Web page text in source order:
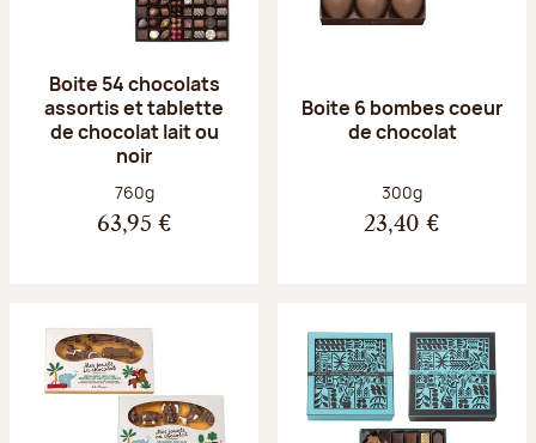
Boite 54 chocolats
assortis et tablette
de chocolat lait ou
noir
Poids net :
760g
63,95 €
Boite 6 bombes coeur
de chocolat
Poids net :
300g
23,40 €